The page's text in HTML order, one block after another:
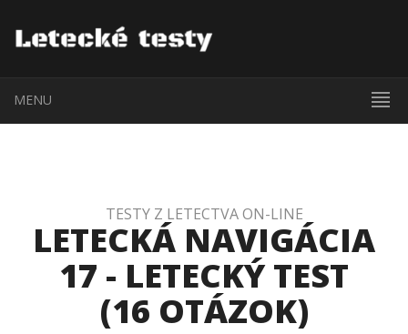
MENU
TESTY Z LETECTVA ON-LINE
LETECKÁ NAVIGÁCIA
17 - LETECKÝ TEST
(16 OTÁZOK)